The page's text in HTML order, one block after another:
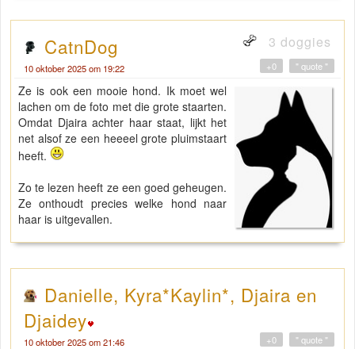
CatnDog 3 doggies
10 oktober 2025 om 19:22 " quote "
+0
Ze is ook een mooie hond. Ik moet wel
lachen om de foto met die grote staarten.
Omdat Djaira achter haar staat, lijkt het
net alsof ze een heeeel grote pluimstaart
heeft.
Zo te lezen heeft ze een goed geheugen.
Ze onthoudt precies welke hond naar
haar is uitgevallen.
Danielle, Kyra*Kaylin*, Djaira en
Djaidey
10 oktober 2025 om 21:46 " quote "
+0